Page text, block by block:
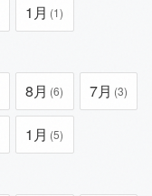
1月 (1)
8月 (6) 7月 (3)
1月 (5)